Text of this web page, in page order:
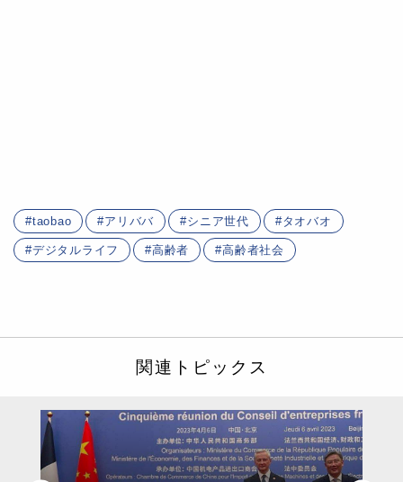
taobao アリババ シニア世代 タオバオ
デジタルライフ 高齢者 高齢者社会
関連トピックス